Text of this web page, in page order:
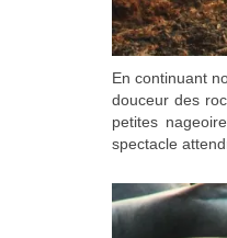
En continuant
douceur des
petites
spectacle